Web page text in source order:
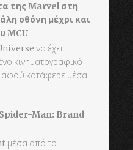
της Marvel στη
οθόνη μέχρι και
MCU
να έχει
κινηματογραφικό
αφού κατάφερε μέσα
Man: Brand
μέσα από το